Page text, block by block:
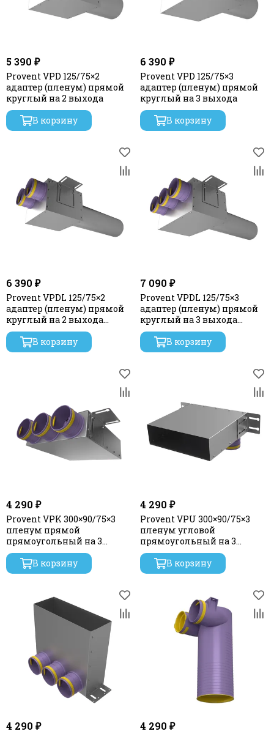
5 390 ₽
Provent VPD 125/75×2
адаптер (пленум) прямой
круглый на 2 выхода
В корзину
6 390 ₽
Provent VPD 125/75×3
адаптер (пленум) прямой
круглый на 3 выхода
В корзину
6 390 ₽
Provent VPDL 125/75×2
адаптер (пленум) прямой
круглый на 2 выхода
(L=400)
В корзину
7 090 ₽
Provent VPDL 125/75×3
адаптер (пленум) прямой
круглый на 3 выхода
(L=400)
В корзину
4 290 ₽
Provent VPK 300×90/75×3
пленум прямой
прямоугольный на 3
выхода
В корзину
4 290 ₽
Provent VPU 300×90/75×3
пленум угловой
прямоугольный на 3
выхода
В корзину
4 290 ₽ 4 290 ₽